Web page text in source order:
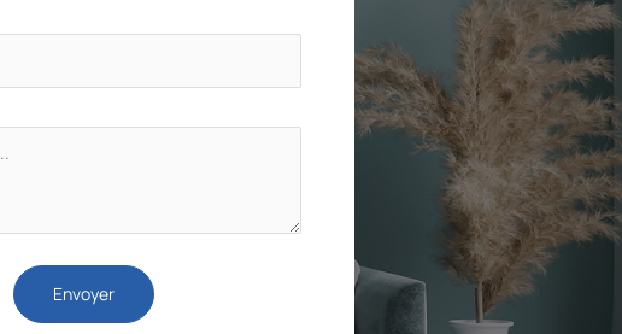
Envoyer